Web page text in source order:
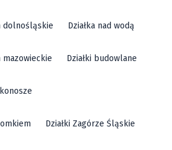
dolnośląskie Działka nad wodą
mazowieckie Działki budowlane
Działki Zagórze Śląskie